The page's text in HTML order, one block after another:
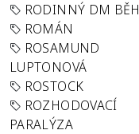
RODINNÝ DM BĚH
ROMÁN
ROSAMUND
LUPTONOVÁ
ROSTOCK
ROZHODOVACÍ
PARALÝZA